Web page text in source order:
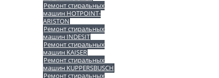
Ремонт стиральных
машин HOTPOINT-
ARISTON
Ремонт стиральных
машин INDESIT
Ремонт стиральных
машин KAISER
Ремонт стиральных
машин KUPPERSBUSCH
Ремонт стиральных